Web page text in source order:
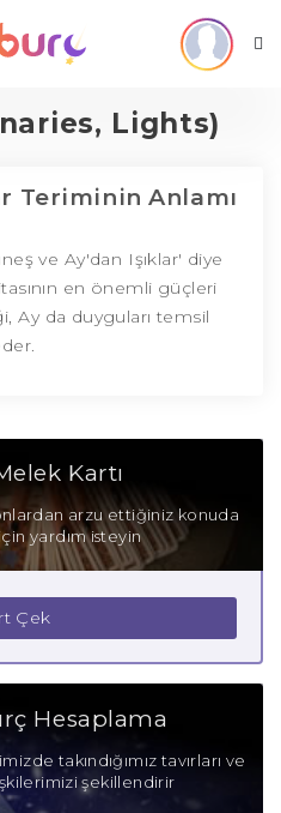
Lights)
Teriminin Anlamı
ve Ay'dan Işıklar' diye
en önemli güçleri
Ay da duyguları temsil
Kartı
arzu ettiğiniz konuda
yardım isteyin
Çek
Hesaplama
takındığımız tavırları ve
şekillendirir